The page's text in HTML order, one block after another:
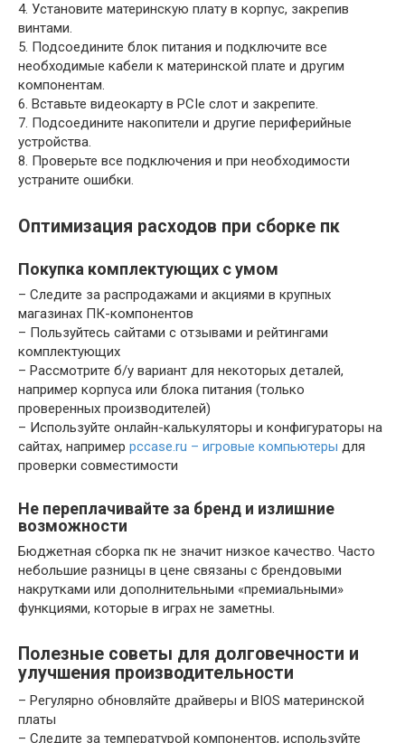
4. Установите материнскую плату в корпус, закрепив
винтами.
5. Подсоедините блок питания и подключите все
необходимые кабели к материнской плате и другим
компонентам.
6. Вставьте видеокарту в PCIe слот и закрепите.
7. Подсоедините накопители и другие периферийные
устройства.
8. Проверьте все подключения и при необходимости
устраните ошибки.
Оптимизация расходов при сборке пк
Покупка комплектующих с умом
– Следите за распродажами и акциями в крупных
магазинах ПК-компонентов
– Пользуйтесь сайтами с отзывами и рейтингами
комплектующих
– Рассмотрите б/у вариант для некоторых деталей,
например корпуса или блока питания (только
проверенных производителей)
– Используйте онлайн-калькуляторы и конфигураторы на
сайтах, например pccase.ru – игровые компьютеры для
проверки совместимости
Не переплачивайте за бренд и излишние
возможности
Бюджетная сборка пк не значит низкое качество. Часто
небольшие разницы в цене связаны с брендовыми
накрутками или дополнительными «премиальными»
функциями, которые в играх не заметны.
Полезные советы для долговечности и
улучшения производительности
– Регулярно обновляйте драйверы и BIOS материнской
платы
– Следите за температурой компонентов, используйте